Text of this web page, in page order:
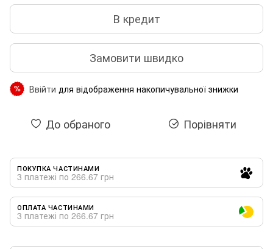
В кредит
Замовити швидко
% Ввійти для відображення накопичувальної знижки
До обраного Порівняти
ПОКУПКА ЧАСТИНАМИ
3 платежі по 266.67 грн
ОПЛАТА ЧАСТИНАМИ
3 платежі по 266.67 грн